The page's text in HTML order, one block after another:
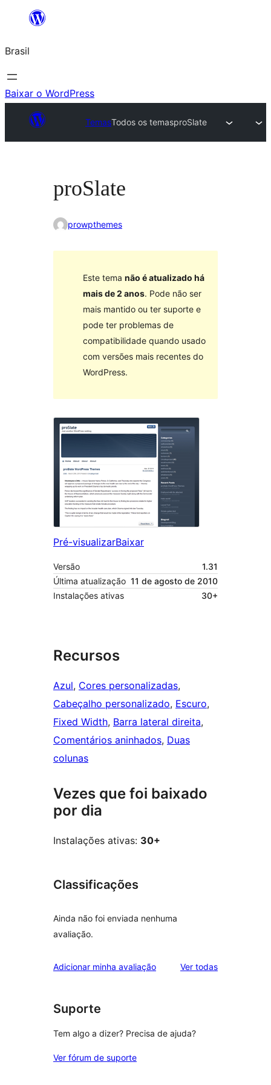
o
conteúdo
Brasil
Baixar o WordPress
TemasTodos os temasproSlate
proSlate
prowpthemes
Este tema não é atualizado há
mais de 2 anos. Pode não ser
mais mantido ou ter suporte e
pode ter problemas de
compatibilidade quando usado
com versões mais recentes do
WordPress.
Pré-visualizarBaixar
Versão
1.31
Última atualização 11 de agosto de 2010
Instalações ativas
30+
Recursos
Azul, Cores personalizadas
Cabeçalho personalizado, Escuro
Fixed Width, Barra lateral direita
Comentários aninhados, Duas
colunas
Vezes que foi baixado
por dia
Instalações ativas: 30+
Classificações
Ainda não foi enviada nenhuma
avaliação.
Adicionar minha avaliação Ver todasavaliações
Suporte
Tem algo a dizer? Precisa de ajuda?
Ver fórum de suporte